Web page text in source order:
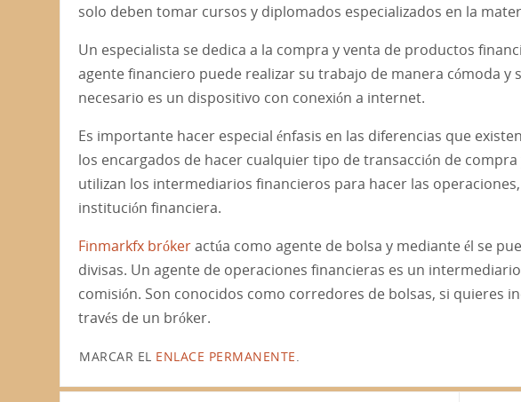
solo deben tomar cursos y diplomados especializados en la
Un especialista se dedica a la compra y venta de productos
agente financiero puede realizar su trabajo de manera cómoda
necesario es un dispositivo con conexión a internet.
Es importante hacer especial énfasis en las diferencias que
los encargados de hacer cualquier tipo de transacción de
utilizan los intermediarios financieros para hacer las
institución financiera.
Finmarkfx brókeractúa como agente de bolsa y mediante él se
divisas. Un agente de operaciones financieras es un
comisión. Son conocidos como corredores de bolsas, si quieres
través de un bróker.
MARCAR EL ENLACE PERMANENTE